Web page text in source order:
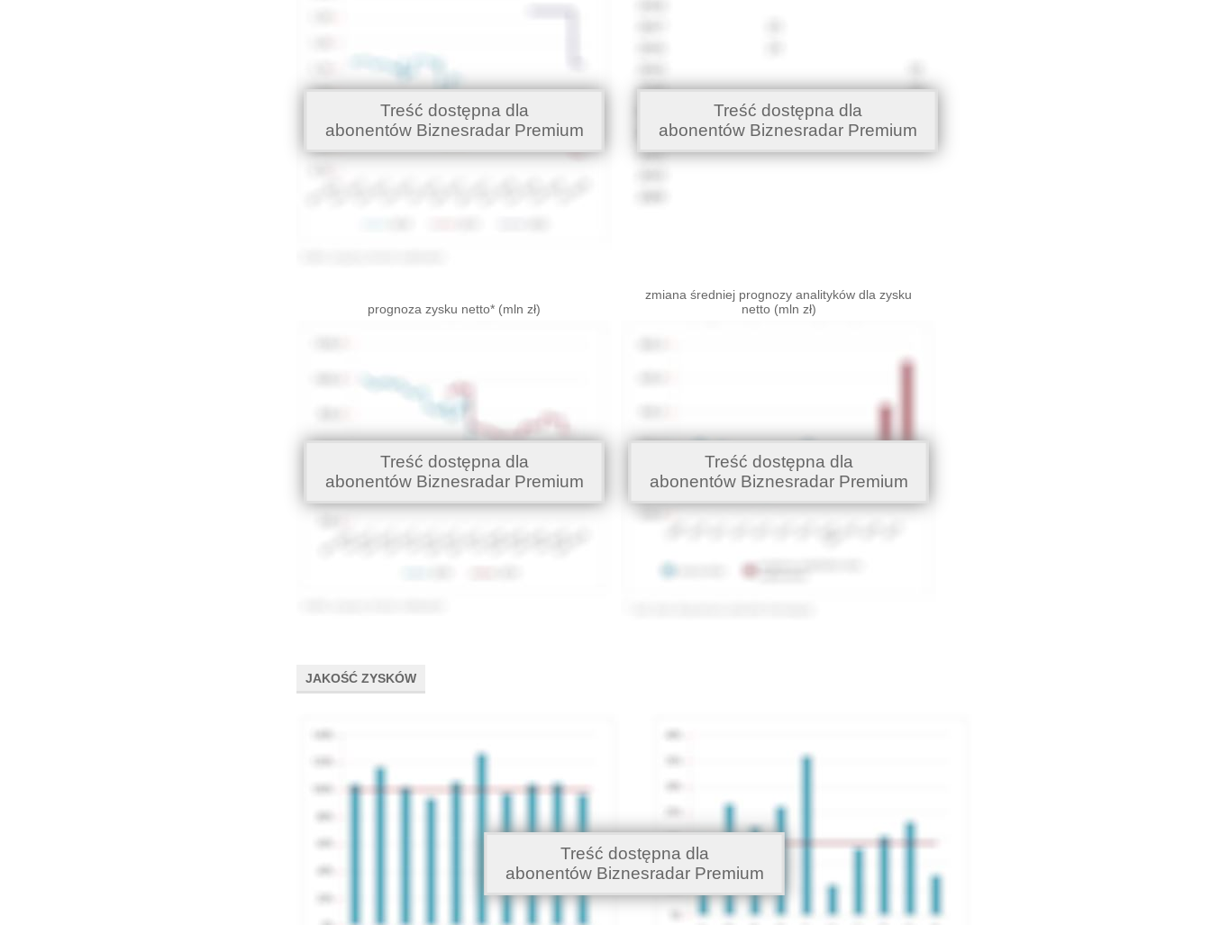
Treść dostępna dla
abonentów Biznesradar Premium
Treść dostępna dla
abonentów Biznesradar Premium
prognoza zysku netto* (mln zł)
Treść dostępna dla
abonentów Biznesradar Premium
zmiana średniej prognozy analityków dla zysku
netto (mln zł)
Treść dostępna dla
abonentów Biznesradar Premium
JAKOŚĆ ZYSKÓW
Treść dostępna dla
abonentów Biznesradar Premium